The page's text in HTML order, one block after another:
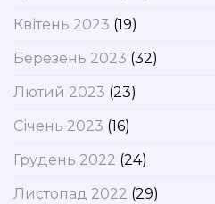
Квітень 2023 (19)
Березень 2023 (32)
Лютий 2023 (23)
Січень 2023 (16)
Грудень 2022 (24)
Листопад 2022 (29)